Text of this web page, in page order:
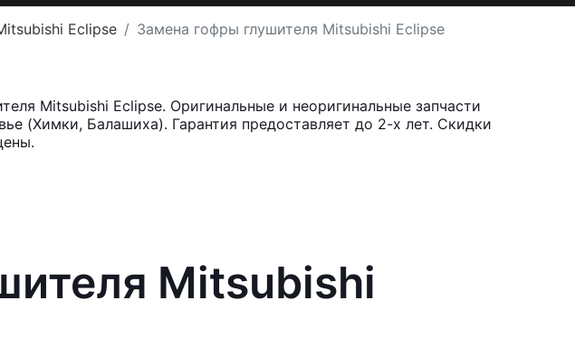
Eclipse Замена гофры глушителя Mitsubishi Eclipse
Mitsubishi Eclipse. Оригинальные и неоригинальные запчасти
(Химки, Балашиха). Гарантия предоставляет до 2-х лет. Скидки
Mitsubishi